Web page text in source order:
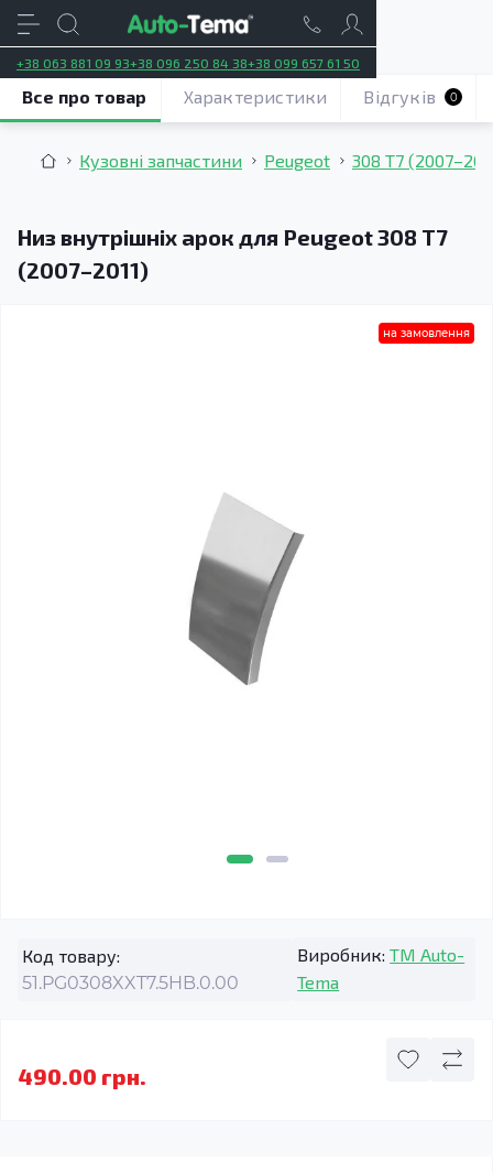
+38 063 881 09 93+38 096 250 84 38+38 099 657 61 50
Кузовні запчастини Peugeot 308 T7
Низ внутрішніх арок для Peugeot 308 T7
(2007–2011)
Все про товар Характеристики Відгуків 0
на замовлення
Код товару:
51.PG0308XXT7.5HB.0.00
Виробник: TM Auto-
Tema
490.00 грн.